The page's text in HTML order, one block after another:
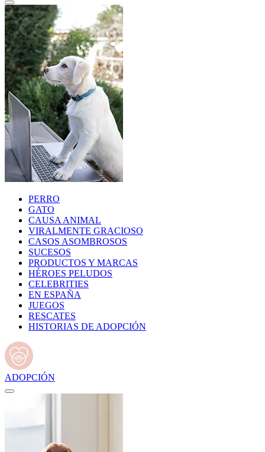
PERRO
GATO
CAUSA ANIMAL
VIRALMENTE GRACIOSO
CASOS ASOMBROSOS
SUCESOS
PRODUCTOS Y MARCAS
HÉROES PELUDOS
CELEBRITIES
EN ESPAÑA
JUEGOS
RESCATES
HISTORIAS DE ADOPCIÓN
ADOPCIÓN